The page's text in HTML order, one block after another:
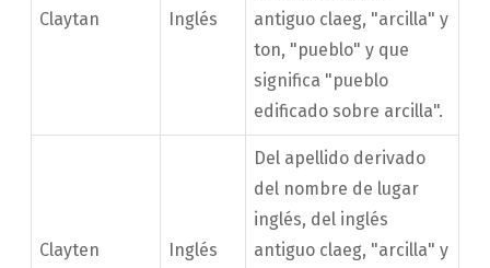
Claytan Inglés
antiguo claeg, "arcilla" y
ton, "pueblo" y que
significa "pueblo
edificado sobre arcilla".
Clayten Inglés
Del apellido derivado
del nombre de lugar
inglés, del inglés
antiguo claeg, "arcilla" y